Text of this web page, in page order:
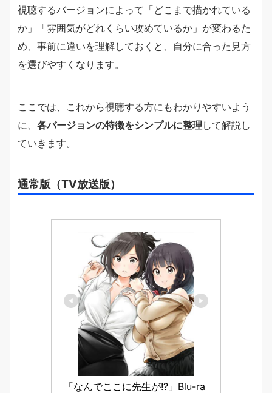
視聴するバージョンによって「どこまで描かれている
か」「雰囲気がどれくらい攻めているか」が変わるた
め、事前に違いを理解しておくと、自分に合った見方
を選びやすくなります。
ここでは、これから視聴する方にもわかりやすいよう
に、 各バージョンの特徴をシンプルに整理 して解説し
ていきます。
通常版（TV放送版）
「なんでここに先生が!?」Blu-ra